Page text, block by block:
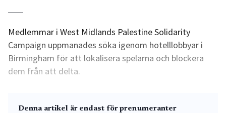
Medlemmar i West Midlands Palestine Solidarity
Campaign uppmanades söka igenom hotelllobbyar i
Birmingham för att lokalisera spelarna och blockera
dem från att delta.
Denna artikel är endast för prenumeranter